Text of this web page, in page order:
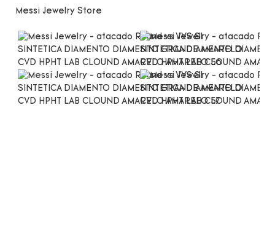
Messi Jewelry Store